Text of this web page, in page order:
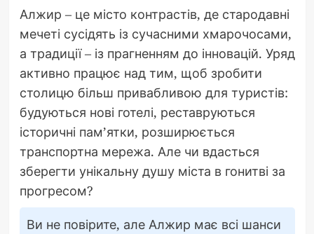
Алжир – це місто контрастів, де стародавні
мечеті сусідять із сучасними хмарочосами,
а традиції – із прагненням до інновацій. Уряд
активно працює над тим, щоб зробити
столицю більш привабливою для туристів:
будуються нові готелі, реставруються
історичні пам’ятки, розширюється
транспортна мережа. Але чи вдасться
зберегти унікальну душу міста в гонитві за
прогресом?
Ви не повірите, але Алжир має всі шанси